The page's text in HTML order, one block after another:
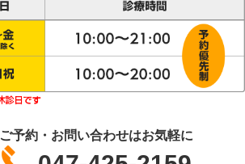
ご予約・お問い合わせはお気軽に